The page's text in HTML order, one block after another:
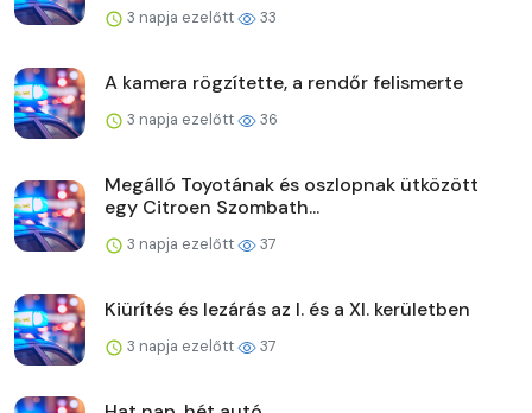
3 napja ezelőtt 33
A kamera rögzítette, a rendőr felismerte
3 napja ezelőtt 36
Megálló Toyotának és oszlopnak ütközött
egy Citroen Szombath...
3 napja ezelőtt 37
Kiürítés és lezárás az I. és a XI. kerületben
3 napja ezelőtt 37